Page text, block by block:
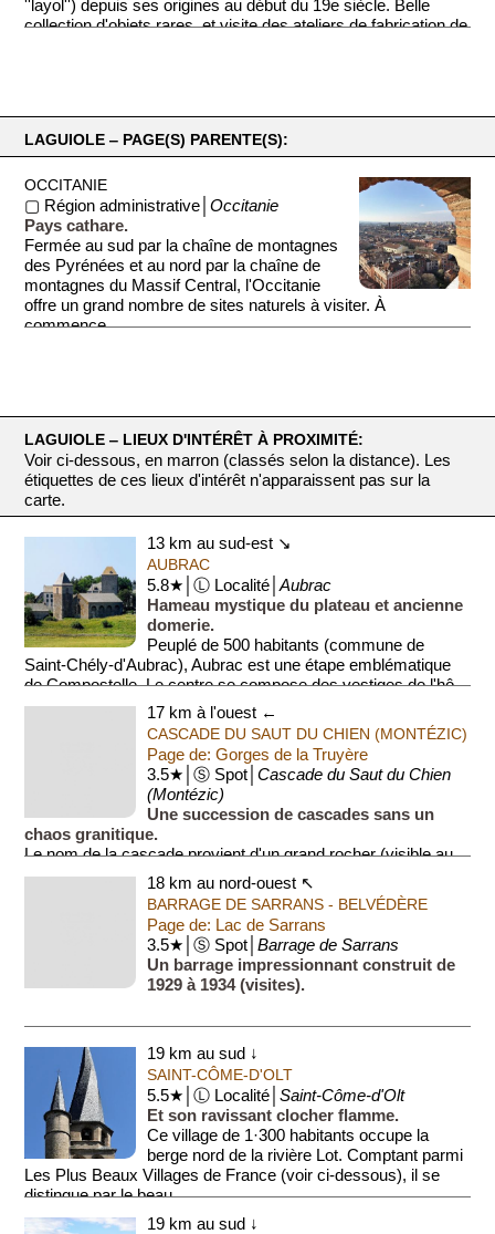
''layol'') depuis ses origines au début du 19e siècle. Belle
collection d'objets rares, et visite des ateliers de fabrication de
LAGUIOLE ‒ PAGE(S) PARENTE(S):
OCCITANIE
▢ Région administrative│Occitanie
Pays cathare.
Fermée au sud par la chaîne de montagnes
des Pyrénées et au nord par la chaîne de
montagnes du Massif Central, l'Occitanie
offre un grand nombre de sites naturels à visiter. À
commence...
LAGUIOLE ‒ LIEUX D'INTÉRÊT À PROXIMITÉ:
Voir ci-dessous, en marron (classés selon la distance). Les
étiquettes de ces lieux d'intérêt n'apparaissent pas sur la
carte.
13 km au sud-est ↘
AUBRAC
5.8★│Ⓛ Localité│Aubrac
Hameau mystique du plateau et ancienne
domerie.
Peuplé de 500 habitants (commune de
Saint-Chély-d'Aubrac), Aubrac est une étape emblématique
de Compostelle. Le centre se compose des vestiges de l'hô...
17 km à l'ouest ←
CASCADE DU SAUT DU CHIEN (MONTÉZIC)
Page de: Gorges de la Truyère
3.5★│Ⓢ Spot│Cascade du Saut du Chien
(Montézic)
Une succession de cascades sans un
chaos granitique.
Le nom de la cascade provient d'un grand rocher (visible au
pied de l'une des cascade) évoquant la tête d'un chien. Deux
plateformes aménagées (e...
18 km au nord-ouest ↖
BARRAGE DE SARRANS - BELVÉDÈRE
Page de: Lac de Sarrans
3.5★│Ⓢ Spot│Barrage de Sarrans
Un barrage impressionnant construit de
1929 à 1934 (visites).
19 km au sud ↓
SAINT-CÔME-D'OLT
5.5★│Ⓛ Localité│Saint-Côme-d'Olt
Et son ravissant clocher flamme.
Ce village de 1·300 habitants occupe la
berge nord de la rivière Lot. Comptant parmi
Les Plus Beaux Villages de France (voir ci-dessous), il se
distingue par le beau...
19 km au sud ↓